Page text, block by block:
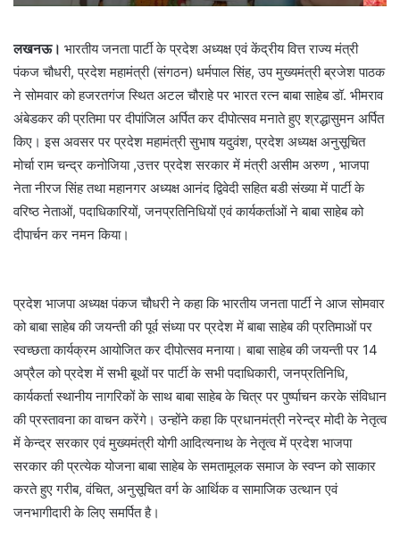
लखनऊ। भारतीय जनता पार्टी के प्रदेश अध्यक्ष एवं केंद्रीय वित्त राज्य मंत्री
पंकज चौधरी, प्रदेश महामंत्री (संगठन) धर्मपाल सिंह, उप मुख्यमंत्री ब्रजेश पाठक
ने सोमवार को हजरतगंज स्थित अटल चौराहे पर भारत रत्न बाबा साहेब डॉ. भीमराव
अंबेडकर की प्रतिमा पर दीपांजिल अर्पित कर दीपोत्सव मनाते हुए श्रद्धासुमन अर्पित
किए। इस अवसर पर प्रदेश महामंत्री सुभाष यदुवंश, प्रदेश अध्यक्ष अनुसूचित
मोर्चा राम चन्द्र कनोजिया ,उत्तर प्रदेश सरकार में मंत्री असीम अरुण , भाजपा
नेता नीरज सिंह तथा महानगर अध्यक्ष आनंद द्विवेदी सहित बडी संख्या में पार्टी के
वरिष्ठ नेताओं, पदाधिकारियों, जनप्रतिनिधियों एवं कार्यकर्ताओं ने बाबा साहेब को
दीपार्चन कर नमन किया।
प्रदेश भाजपा अध्यक्ष पंकज चौधरी ने कहा कि भारतीय जनता पार्टी ने आज सोमवार
को बाबा साहेब की जयन्ती की पूर्व संध्या पर प्रदेश में बाबा साहेब की प्रतिमाओं पर
स्वच्छता कार्यक्रम आयोजित कर दीपोत्सव मनाया। बाबा साहेब की जयन्ती पर 14
अप्रैल को प्रदेश में सभी बूथों पर पार्टी के सभी पदाधिकारी, जनप्रतिनिधि,
कार्यकर्ता स्थानीय नागरिकों के साथ बाबा साहेब के चित्र पर पुर्ष्पाचन करके संविधान
की प्रस्तावना का वाचन करेंगे। उन्होंने कहा कि प्रधानमंत्री नरेन्द्र मोदी के नेतृत्व
में केन्द्र सरकार एवं मुख्यमंत्री योगी आदित्यनाथ के नेतृत्व में प्रदेश भाजपा
सरकार की प्रत्येक योजना बाबा साहेब के समतामूलक समाज के स्वप्न को साकार
करते हुए गरीब, वंचित, अनुसूचित वर्ग के आर्थिक व सामाजिक उत्थान एवं
जनभागीदारी के लिए समर्पित है।